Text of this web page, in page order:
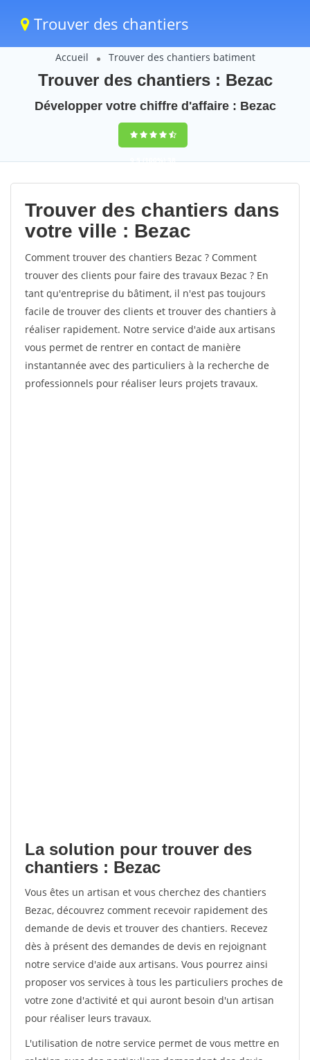
Trouver des chantiers
Accueil Trouver des chantiers batiment
Trouver des chantiers : Bezac
Développer votre chiffre d'affaire : Bezac
9,5(100%)38
votes
Trouver des chantiers dans
votre ville : Bezac
Comment trouver des chantiers Bezac ? Comment
trouver des clients pour faire des travaux Bezac ? En
tant qu'entreprise du bâtiment, il n'est pas toujours
facile de trouver des clients et trouver des chantiers à
réaliser rapidement. Notre service d'aide aux artisans
vous permet de rentrer en contact de manière
instantannée avec des particuliers à la recherche de
professionnels pour réaliser leurs projets travaux.
La solution pour trouver des
chantiers : Bezac
Vous êtes un artisan et vous cherchez des chantiers
Bezac, découvrez comment recevoir rapidement des
demande de devis et trouver des chantiers. Recevez
dès à présent des demandes de devis en rejoignant
notre service d'aide aux artisans. Vous pourrez ainsi
proposer vos services à tous les particuliers proches de
votre zone d'activité et qui auront besoin d'un artisan
pour réaliser leurs travaux.
L'utilisation de notre service permet de vous mettre en